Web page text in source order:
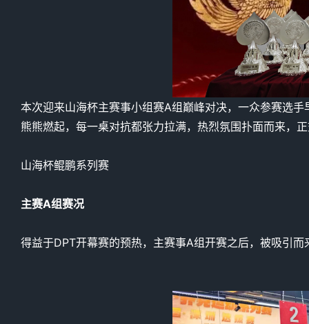
本次迎来山海杯主赛事小组赛A组巅峰对决，一众参赛选
熊熊燃起，每一桌对抗都张力拉满，热烈氛围扑面而来，
山海杯鲲鹏系列赛
主赛A组赛况
得益于DPT开幕赛的预热，主赛事A组开赛之后，被吸引